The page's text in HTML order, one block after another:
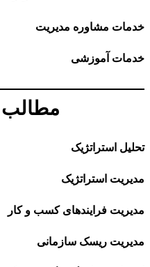
خدمات مشاوره مدیریت
خدمات آموزشی
تحلیل استراتژیک
مدیریت استراتژیک
مدیریت فرایندهای کسب و کار
مدیریت ریسک سازمانی